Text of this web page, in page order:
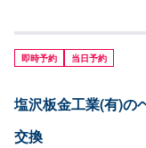
ことができます。<目安金
ドライトバルブ交換費用要
-----------------------------------
まで幅広く作業を承ってお
ておりますが、車検やパ
す。スタッフ全員が自動車
即時予約 当日予約
塩沢板金工業(有)の
交換